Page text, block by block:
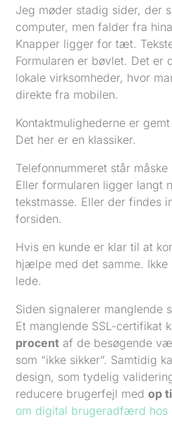
Jeg møder stadig sider, der
computer, men falder fra
Knapper ligger for tæt.
Formularen er bøvlet. Det
lokale virksomheder, hvor
direkte fra mobilen.
Kontaktmulighederne er
Det her er en klassiker.
Telefonnummeret står
Eller formularen ligger langt
tekstmasse. Eller der findes
forsiden.
Hvis en kunde er klar til at
hjælpe med det samme. Ikke
lede.
Siden signalerer manglende
Et manglende SSL-certifikat
procent af de besøgende
som “ikke sikker”. Samtidig
design, som tydelig
reducere brugerfejl medop
om digital brugeradfærd hos